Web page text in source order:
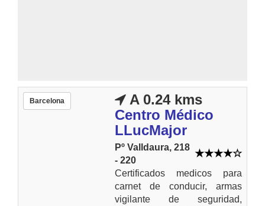
Barcelona
A 0.24 kms
Centro Médico
LLucMajor
Pº Valldaura, 218
- 220
Certificados medicos para
carnet de conducir, armas
vigilante de seguridad,